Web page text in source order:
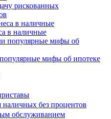
рискованных
в наличные
мифы об ипотеке
без процентов
обслуживанием